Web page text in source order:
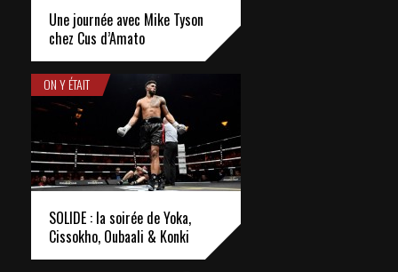
Une journée avec Mike Tyson
chez Cus d’Amato
ON Y ÉTAIT
SOLIDE : la soirée de Yoka,
Cissokho, Oubaali & Konki